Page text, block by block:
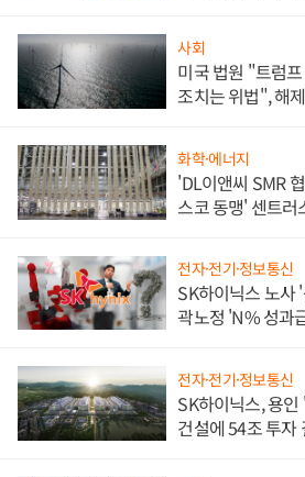
사회
미국 법원 "트럼
조치는 위법", 해
화학·에너지
'DL이앤씨 SMR
스코 동맹' 센트러
전자·전기·정보통신
SK하이닉스 노사
곽노정 'N% 성과
전자·전기·정보통신
SK하이닉스, 용
건설에 54조 투자